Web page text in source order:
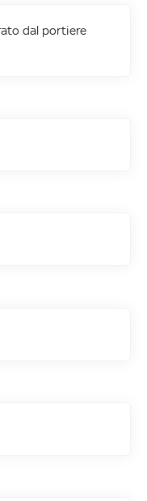
dal portiere